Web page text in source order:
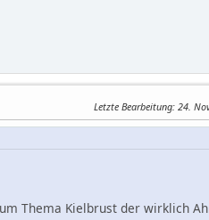
Letzte Bearbeitung: 24.
Thema Kielbrust der wirklich